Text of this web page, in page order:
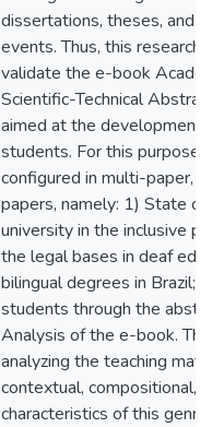
dissertations, theses, and
events. Thus, this
validate the e-book
Scientific-Technical
aimed at the development
students. For this purpose,
configured in multi-paper,
papers, namely: 1) State
university in the inclusive
the legal bases in deaf
bilingual degrees in Brazil;
students through the
Analysis of the e-book.
analyzing the teaching
contextual, compositional,
characteristics of this